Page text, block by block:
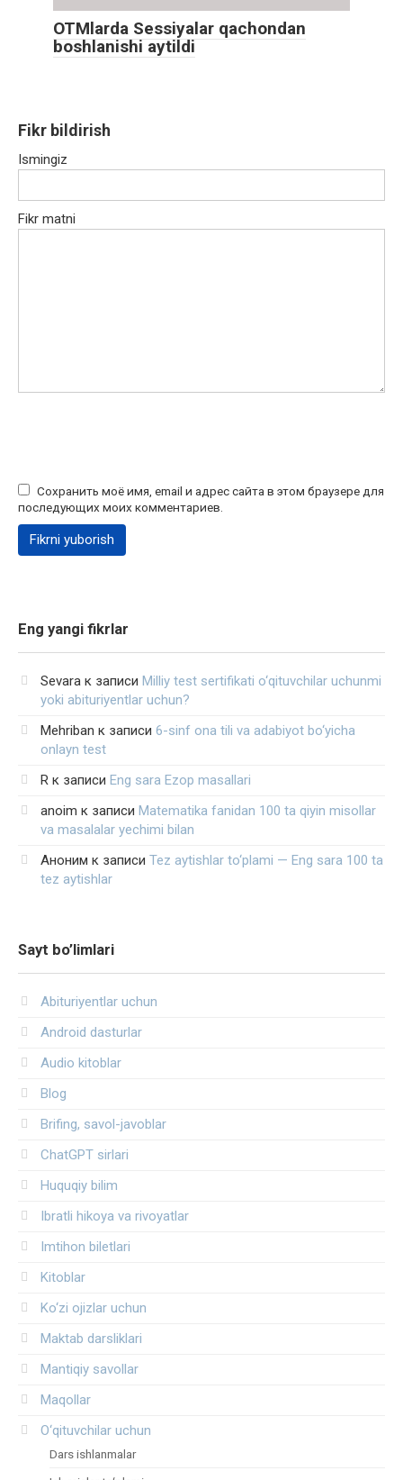
OTMlarda Sessiyalar qachondan
boshlanishi aytildi
Fikr bildirish
Ismingiz
Fikr matni
Сохранить моё имя, email и адрес сайта в этом браузере для
последующих моих комментариев.
Eng yangi fikrlar
Sevara к записи Milliy test sertifikati o‘qituvchilar uchunmi
yoki abituriyentlar uchun?
Mehriban к записи 6-sinf ona tili va adabiyot bo‘yicha
onlayn test
R к записи Eng sara Ezop masallari
anoim к записи Matematika fanidan 100 ta qiyin misollar
va masalalar yechimi bilan
Аноним к записи Tez aytishlar to‘plami — Eng sara 100 ta
tez aytishlar
Sayt bo’limlari
Abituriyentlar uchun
Android dasturlar
Audio kitoblar
Blog
Brifing, savol-javoblar
ChatGPT sirlari
Huquqiy bilim
Ibratli hikoya va rivoyatlar
Imtihon biletlari
Kitoblar
Ko‘zi ojizlar uchun
Maktab darsliklari
Mantiqiy savollar
Maqollar
O‘qituvchilar uchun
Dars ishlanmalar